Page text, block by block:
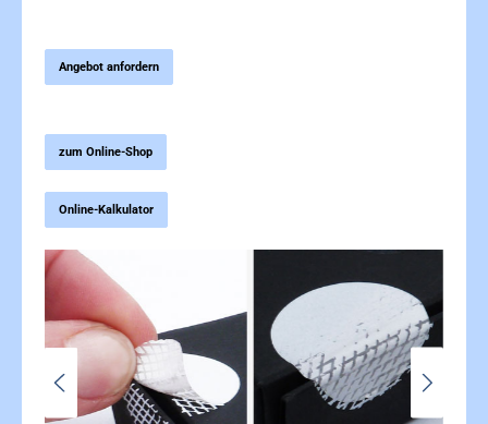
Angebot anfordern
zum Online-Shop
Online-Kalkulator
Bildergalerie überspringen